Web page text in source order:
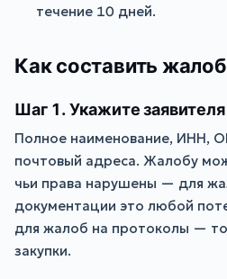
течение 10 дней.
Как составить
Шаг 1. Укажите заявителя
Полное наименование, ИНН,
почтовый адреса. Жалобу
чьи права нарушены — для
документации это любой
для жалоб на протоколы —
закупки.